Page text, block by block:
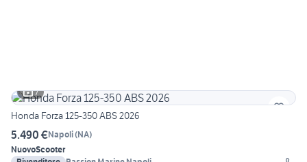
7
Honda Forza 125-350 ABS 2026
5.490 €Napoli(NA)
NuovoScooter